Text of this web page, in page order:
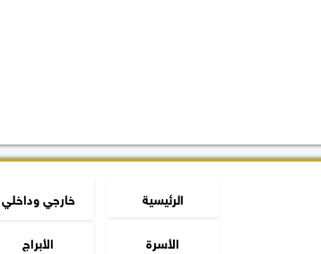
الرئيسية خارجي وداخلي
الأسرة
الأبراج